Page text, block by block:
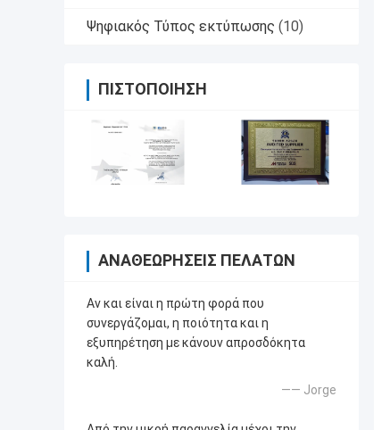
Ψηφιακός Τύπος εκτύπωσης (10)
ΠΙΣΤΟΠΟΊΗΣΗ
ΑΝΑΘΕΩΡΉΣΕΙΣ ΠΕΛΑΤΏΝ
Αν και είναι η πρώτη φορά που
συνεργάζομαι, η ποιότητα και η
εξυπηρέτηση με κάνουν απροσδόκητα
καλή.
—— Jorge